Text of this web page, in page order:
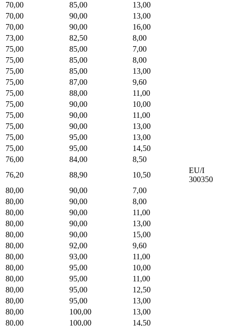
70,00
85,00
13,00
70,00
90,00
13,00
70,00
90,00
16,00
73,00
82,50
8,00
75,00
85,00
7,00
75,00
85,00
8,00
75,00
85,00
13,00
75,00
87,00
9,60
75,00
88,00
11,00
75,00
90,00
10,00
75,00
90,00
11,00
75,00
90,00
13,00
75,00
95,00
13,00
75,00
95,00
14,50
76,00
84,00
8,50
76,20
88,90 10,50
EU/I
300350
80,00
90,00
7,00
80,00
90,00
8,00
80,00
90,00
11,00
80,00
90,00
13,00
80,00
90,00
15,00
80,00
92,00
9,60
80,00
93,00
11,00
80,00
95,00
10,00
80,00
95,00
11,00
80,00
95,00
12,50
80,00
95,00
13,00
80,00
100,00
13,00
80,00
100,00 14,50